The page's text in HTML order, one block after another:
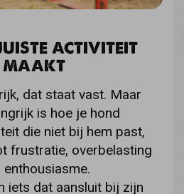
ACTIVITEIT
MAAKT
dat staat vast. Maar
is hoe je hond
die niet bij hem past,
frustratie, overbelasting
iets dat aansluit bij zijn